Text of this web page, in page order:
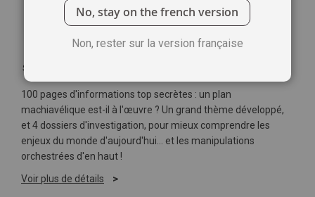
Soyez le premier à commenter ce produit
100 pages d'informations top secrètes : un plan
machiavélique est-il à l'œuvre ? Un grand thème développé,
et 4 dossiers d'investigation, pour mieux comprendre les
enjeux du monde d'aujourd'hui… et les manipulations
orchestrées d'en haut !
Voir plus de détails
No, stay on the french version
Non, rester sur la version française